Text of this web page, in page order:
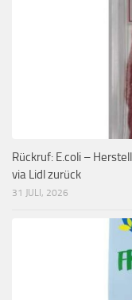
Rückruf: E.coli –
via Lidl zurück
31 JULI, 2026